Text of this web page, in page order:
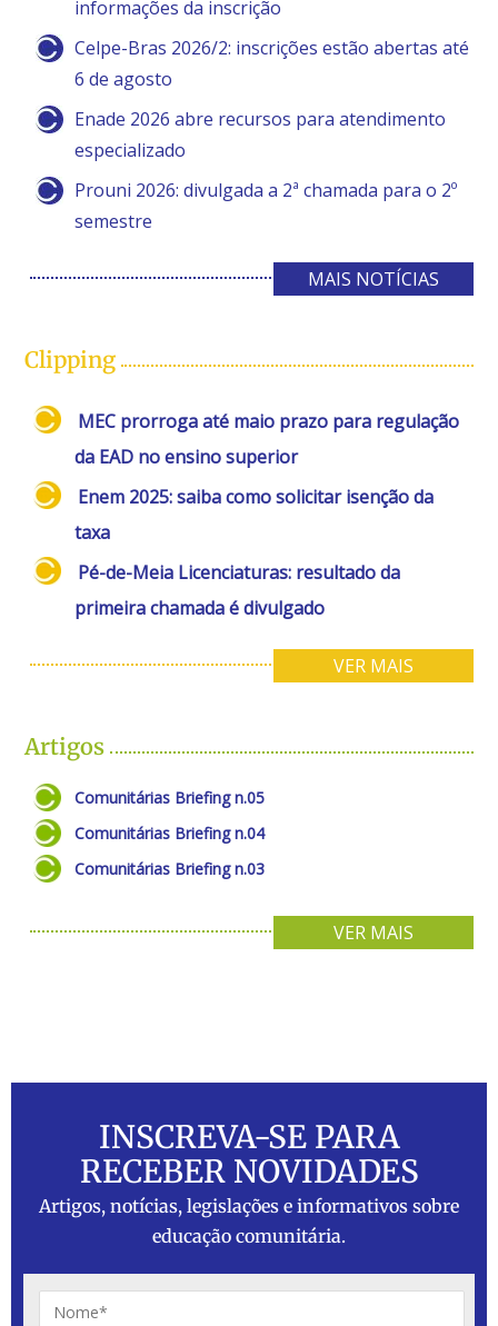
informações da inscrição
Celpe-Bras 2026/2: inscrições estão abertas até
6 de agosto
Enade 2026 abre recursos para atendimento
especializado
Prouni 2026: divulgada a 2ª chamada para o 2º
semestre
MAIS NOTÍCIAS
Clipping
MEC prorroga até maio prazo para regulação
da EAD no ensino superior
Enem 2025: saiba como solicitar isenção da
taxa
Pé-de-Meia Licenciaturas: resultado da
primeira chamada é divulgado
VER MAIS
Artigos
Comunitárias Briefing n.05
Comunitárias Briefing n.04
Comunitárias Briefing n.03
VER MAIS
INSCREVA-SE PARA
RECEBER NOVIDADES
Artigos, notícias, legislações e informativos sobre
educação comunitária.